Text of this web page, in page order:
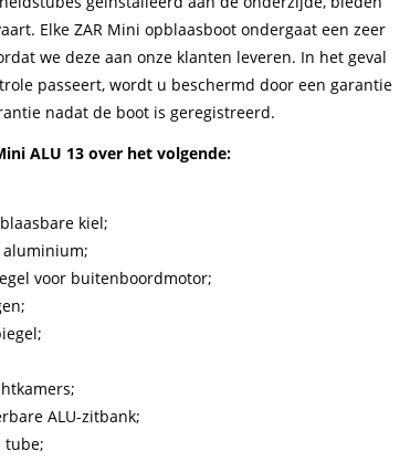
Elke ZAR Mini opblaasboot ondergaat een zeer
we deze aan onze klanten leveren. In het geval
passeert, wordt u beschermd door een garantie
nadat de boot is geregistreerd.
ALU 13 over het volgende:
kiel;
aluminium;
voor buitenboordmotor;
ALU-zitbank;
tube;